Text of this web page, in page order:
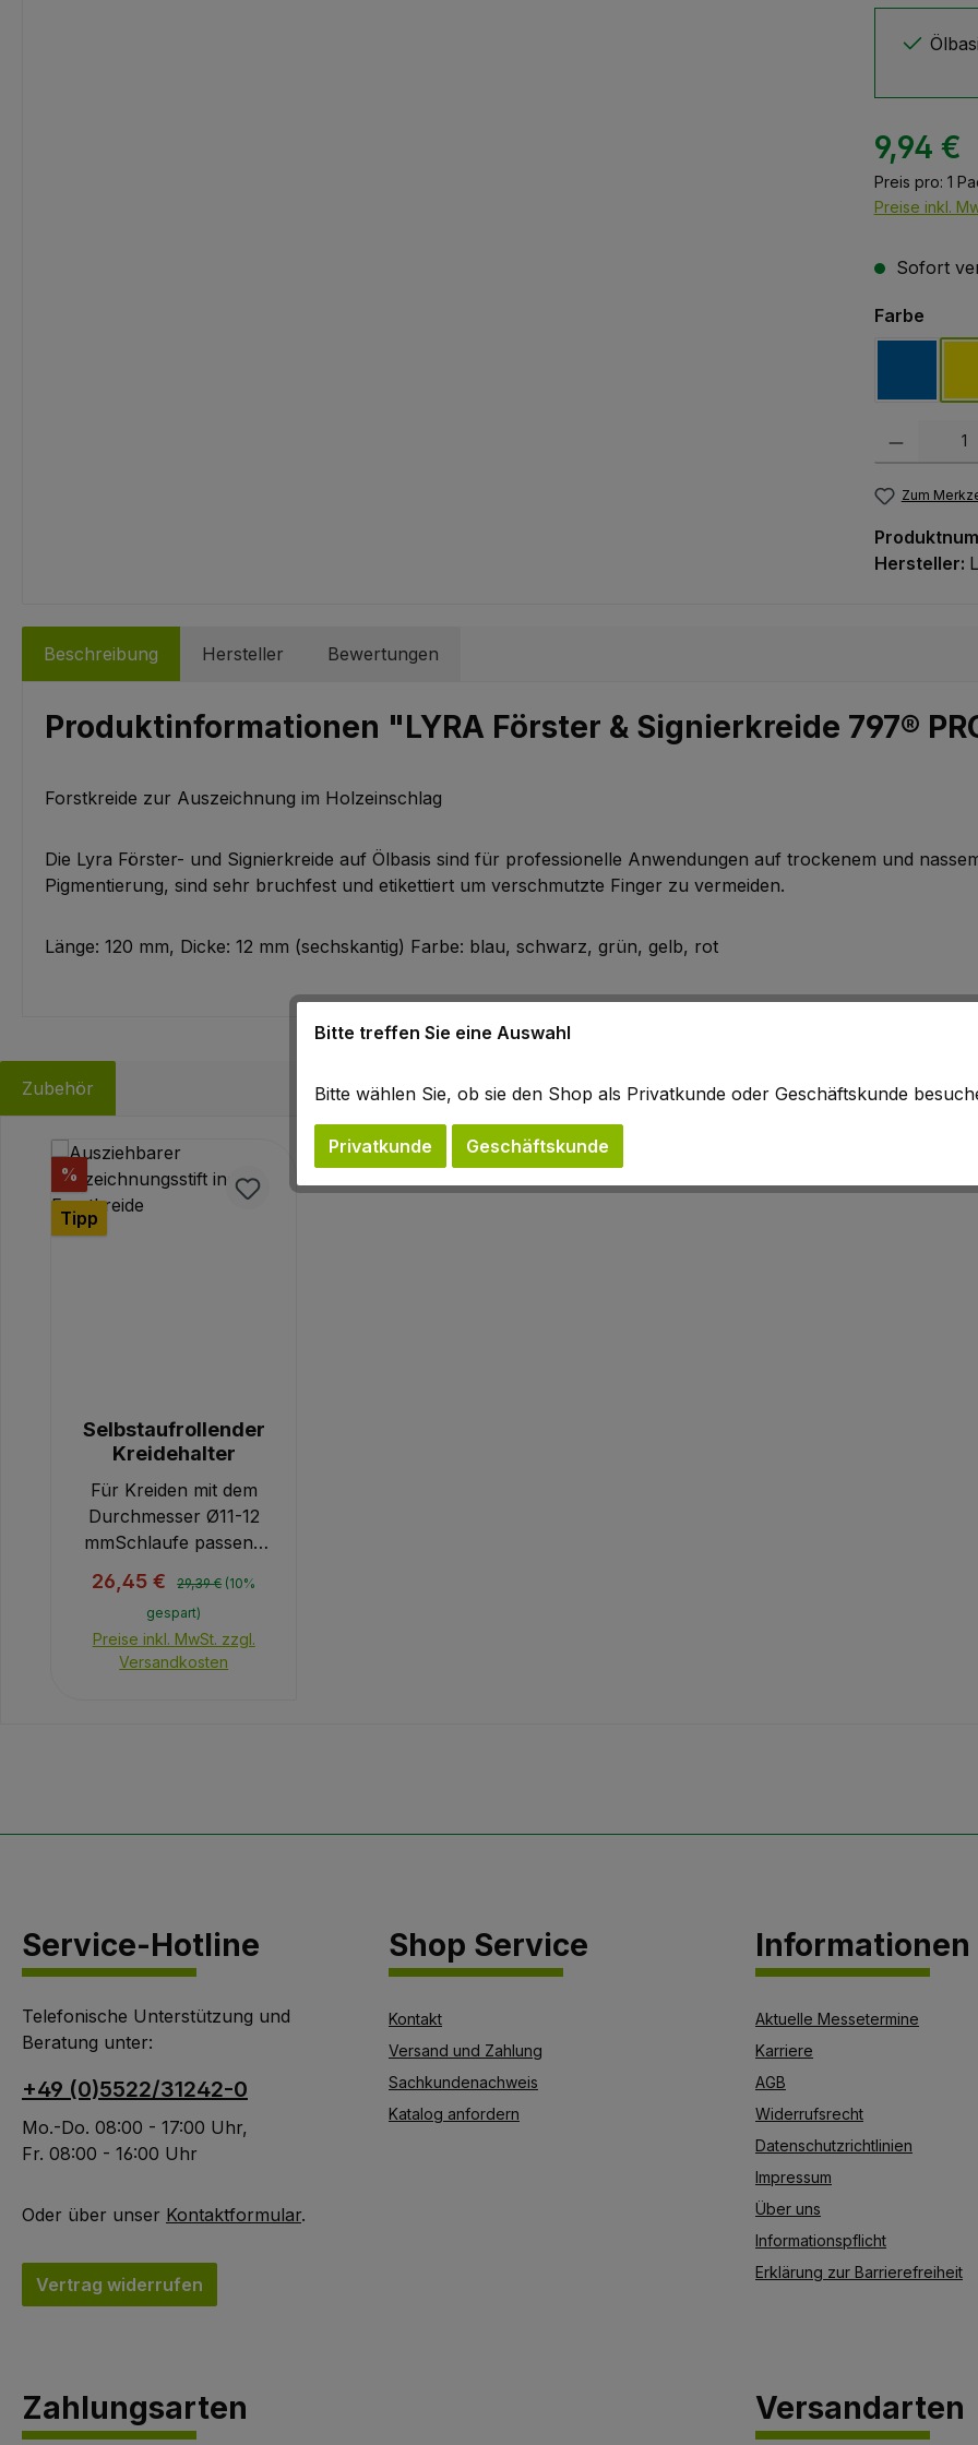
9,94 €
Preis pro: 1
Preise inkl.
Sofort
Farbe
Produkt
Zum
Hersteller:
Beschreibung Hersteller Bewertungen
Produktinformationen "LYRA Förster & Signierkreide 797®
Forstkreide zur Auszeichnung im Holzeinschlag
Die Lyra Förster- und Signierkreide auf Ölbasis sind für professionelle Anwendungen auf trockenem und
Pigmentierung, sind sehr bruchfest und etikettiert um verschmutzte Finger zu vermeiden.
Länge: 120 mm, Dicke: 12 mm (sechskantig) Farbe: blau, schwarz, grün, gelb, rot
Zubehör
Produktgalerie überspringen
% Rabatt
Tipp
Selbstaufrollender
Kreidehalter
Für Kreiden mit dem
Durchmesser Ø11-12
mmSchlaufe passend
für Gürtelbreiten 40
mm und Doppelgürtel
(Artikel-Nr.
F1145101)Seilrolle aus
MetallAusrollbare
Verkaufspreis:
26,45 € Regulärer Preis:
29,39 € (10%
gespart)
Preise inkl. MwSt. zzgl.
Versandkosten
Service-Hotline
Telefonische Unterstützung und
Beratung unter:
+49 (0)5522/31242-0
Mo.-Do. 08:00 - 17:00 Uhr,
Fr. 08:00 - 16:00 Uhr
Oder über unser Kontaktformular.
Vertrag widerrufen
Shop Service
Kontakt
Versand und Zahlung
Sachkundenachweis
Katalog anfordern
Informationen
Aktuelle Messetermine
Karriere
AGB
Widerrufsrecht
Datenschutzrichtlinien
Impressum
Über uns
Informationspflicht
Erklärung zur Barrierefreiheit
Zahlungsarten Versandarten
Bitte treffen Sie eine Auswahl
Bitte wählen Sie, ob sie den Shop als Privatkunde oder Geschäftskunde
Privatkunde Geschäftskunde